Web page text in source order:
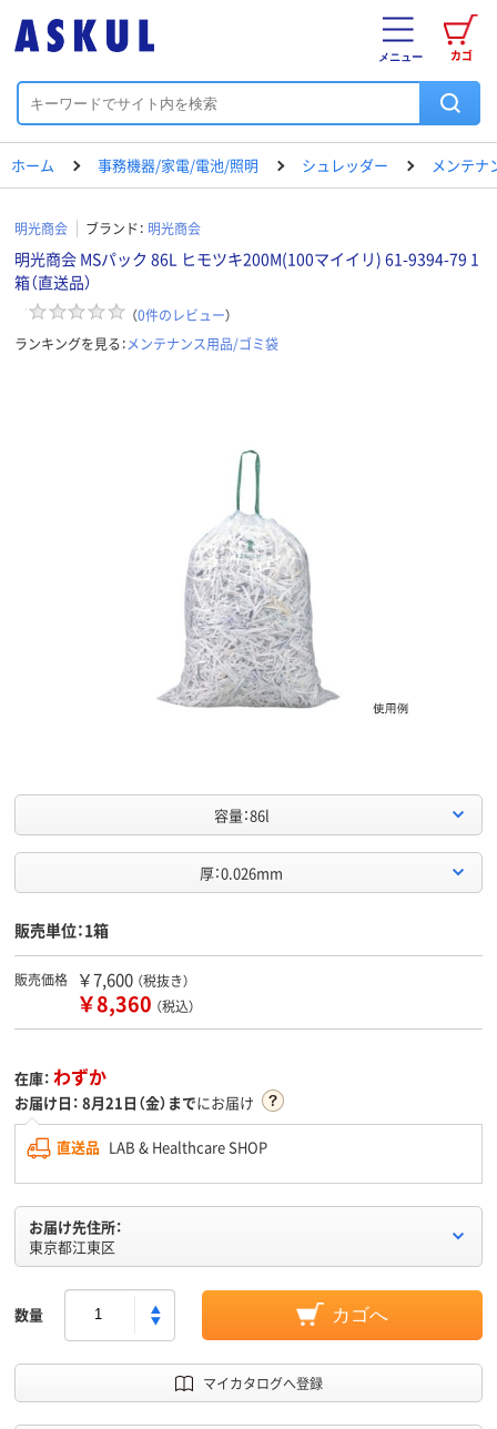
カゴ
メニュー
ホーム 事務機器/家電/電池/照明 シュレッダー メンテナ
明光商会 ブランド： 明光商会
明光商会 MSパック 86L ヒモツキ200M(100マイイリ) 61-9394-79 1
箱（直送品）
（0件のレビュー）
ランキングを見る：メンテナンス用品/ゴミ袋
容量：86l
厚：0.026mm
販売単位：1箱
販売価格 ￥7,600 （税抜き）
￥8,360 （税込）
在庫： わずか
お届け日： 8月21日（金）までにお届け
直送品 LAB & Healthcare SHOP
お届け先住所：
東京都江東区
数量 カゴへ
マイカタログへ登録